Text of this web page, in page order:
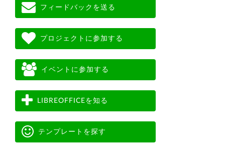
フィードバックを送る
プロジェクトに参加する
イベントに参加する
LIBREOFFICEを知る
テンプレートを探す